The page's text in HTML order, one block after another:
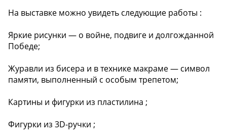
На выставке можно увидеть следующие работы :
Яркие рисунки — о войне, подвиге и долгожданной
Победе;
Журавли из бисера и в технике макраме — символ
памяти, выполненный с особым трепетом;
Картины и фигурки из пластилина ;
Фигурки из 3D-ручки ;